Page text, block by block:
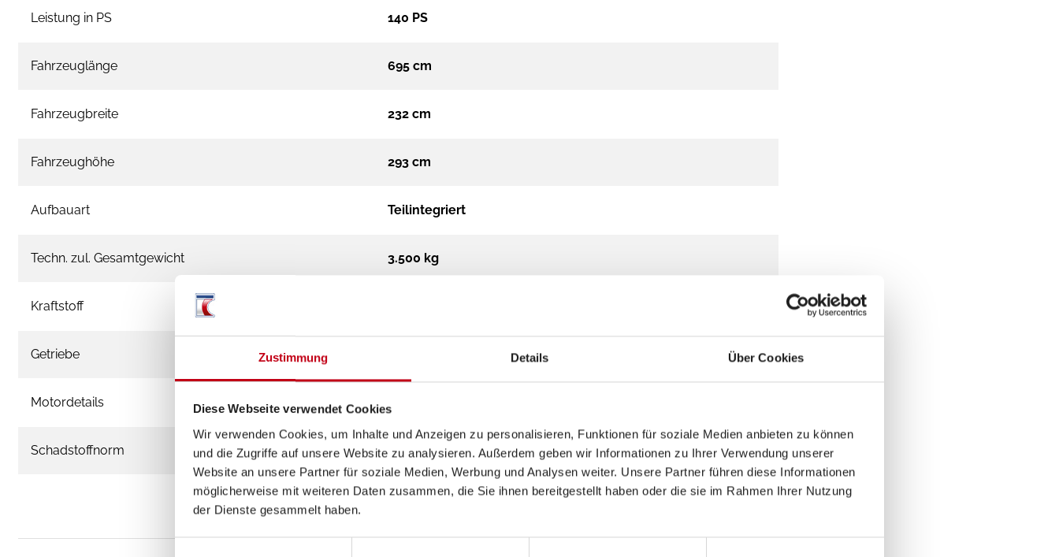
Zustimmung Details Über Cookies
Diese Webseite verwendet Cookies
Wir verwenden Cookies, um Inhalte und Anzeigen zu personalisieren, Funktionen für soziale Medien anbieten zu können
und die Zugriffe auf unsere Website zu analysieren. Außerdem geben wir Informationen zu Ihrer Verwendung unserer
Website an unsere Partner für soziale Medien, Werbung und Analysen weiter. Unsere Partner führen diese Informationen
möglicherweise mit weiteren Daten zusammen, die Sie ihnen bereitgestellt haben oder die sie im Rahmen Ihrer Nutzung
der Dienste gesammelt haben.
Leistung in PS 140 PS
Fahrzeuglänge 695 cm
Fahrzeugbreite 232 cm
Fahrzeughöhe 293 cm
Aufbauart Teilintegriert
Techn. zul. Gesamtgewicht 3.500 kg
Kraftstoff
Getriebe
Motordetails
Schadstoffnorm Euro 6e